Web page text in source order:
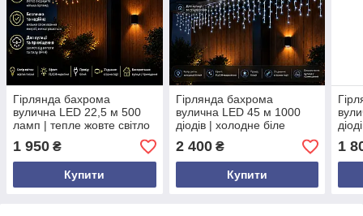
Гірлянда бахрома
вулична LED 22,5 м 500
ламп | тепле жовте світло
з Flash ефектом | білий
провід | 220 В
1 950 ₴
Купити
Гірлянда бахрома
вулична LED 45 м 1000
діодів | холодне біле
світло FLASH | IP65 | білий
провід
2 400₴
Купити
1